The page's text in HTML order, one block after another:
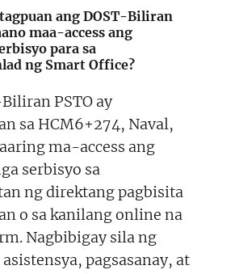
ang DOST-Biliran
maa-access ang
para sa
ng Smart Office?
PSTO ay
sa HCM6+274, Naval,
ma-access ang
serbisyo sa
ng direktang pagbisita
o sa kanilang online na
Nagbibigay sila ng
pagsasanay, at